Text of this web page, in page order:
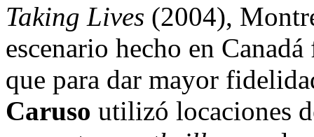
Taking Lives (2004),
escenario hecho en
que para dar mayor
Caruso utilizó locaciones